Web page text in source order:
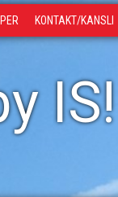
KONTAKT/KANSLI
IS!